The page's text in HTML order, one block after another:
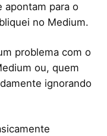
apontam para o
no Medium.
problema com o
ou, quem
ignorando